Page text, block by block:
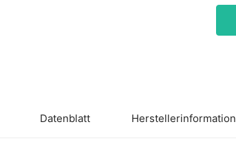
Datenblatt Herstellerinformation